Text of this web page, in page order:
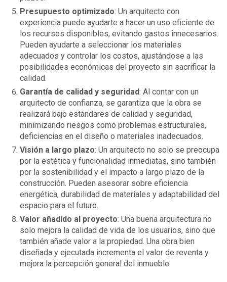
Presupuesto optimizado: Un arquitecto con
experiencia puede ayudarte a hacer un uso eficiente de
los recursos disponibles, evitando gastos innecesarios.
Pueden ayudarte a seleccionar los materiales
adecuados y controlar los costos, ajustándose a las
posibilidades económicas del proyecto sin sacrificar la
calidad.
Garantía de calidad y seguridad: Al contar con un
arquitecto de confianza, se garantiza que la obra se
realizará bajo estándares de calidad y seguridad,
minimizando riesgos como problemas estructurales,
deficiencias en el diseño o materiales inadecuados.
Visión a largo plazo: Un arquitecto no solo se preocupa
por la estética y funcionalidad inmediatas, sino también
por la sostenibilidad y el impacto a largo plazo de la
construcción. Pueden asesorar sobre eficiencia
energética, durabilidad de materiales y adaptabilidad del
espacio para el futuro.
Valor añadido al proyecto: Una buena arquitectura no
solo mejora la calidad de vida de los usuarios, sino que
también añade valor a la propiedad. Una obra bien
diseñada y ejecutada incrementa el valor de reventa y
mejora la percepción general del inmueble.